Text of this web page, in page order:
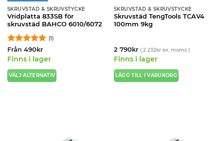
SKRUVSTÄD & SKRUVSTYCKE
Vridplatta 833SB för
skruvstäd BAHCO 6010/6072
Betygsatt5
av 5
(1)
Från 490kr
Finns i lager
VÄLJ ALTERNATIV
SKRUVSTÄD & SKRUVSTYCKE
Skruvstäd TengTools TCAV4
100mm 9kg
2 790kr ( 2 232krex. moms )
Finns i lager
LÄGG TILL I VARUKORG